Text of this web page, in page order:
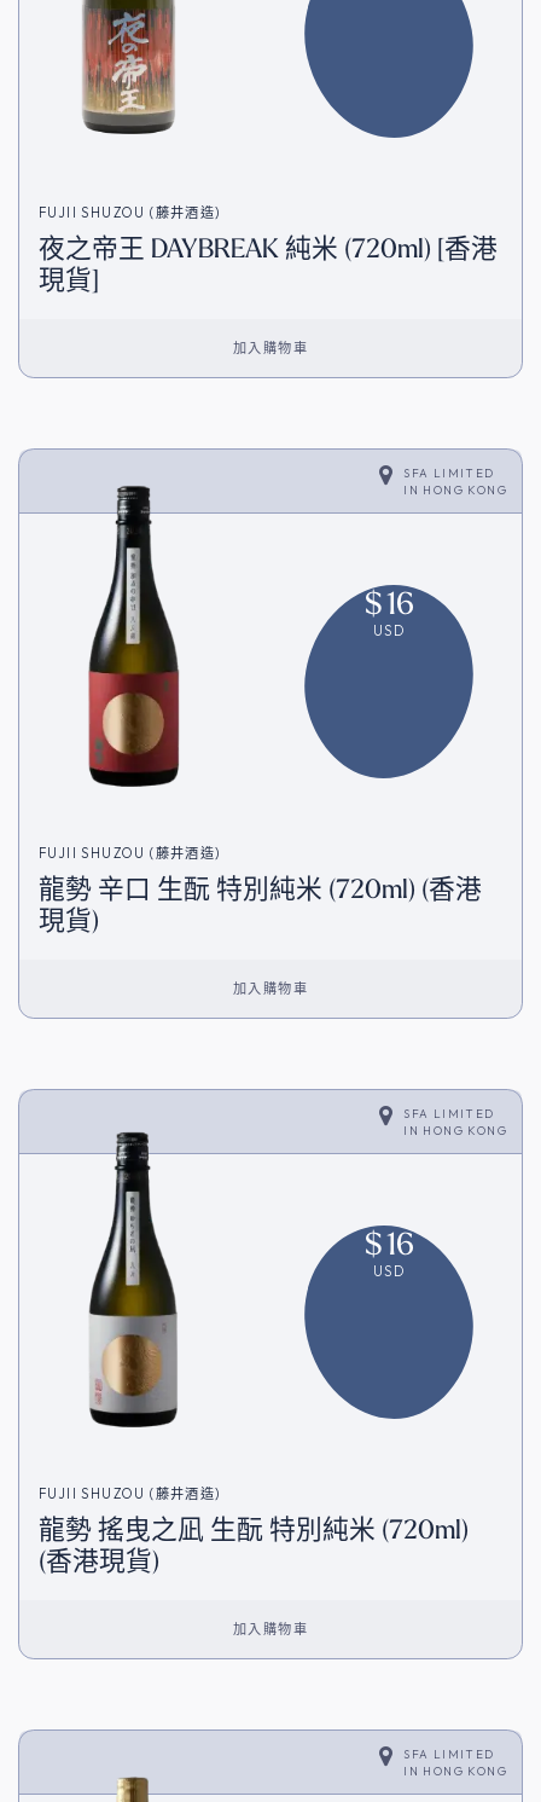
FUJII SHUZOU (藤井酒造)
夜之帝王 DAYBREAK 純米 (720ml) [香港
現貨]
加入購物車
SFA LIMITED
IN HONG KONG
$16
USD
FUJII SHUZOU (藤井酒造)
龍勢 辛口 生酛 特別純米 (720ml) (香港
現貨)
加入購物車
SFA LIMITED
IN HONG KONG
$16
USD
FUJII SHUZOU (藤井酒造)
龍勢 搖曳之凪 生酛 特別純米 (720ml)
(香港現貨)
加入購物車
SFA LIMITED
IN HONG KONG